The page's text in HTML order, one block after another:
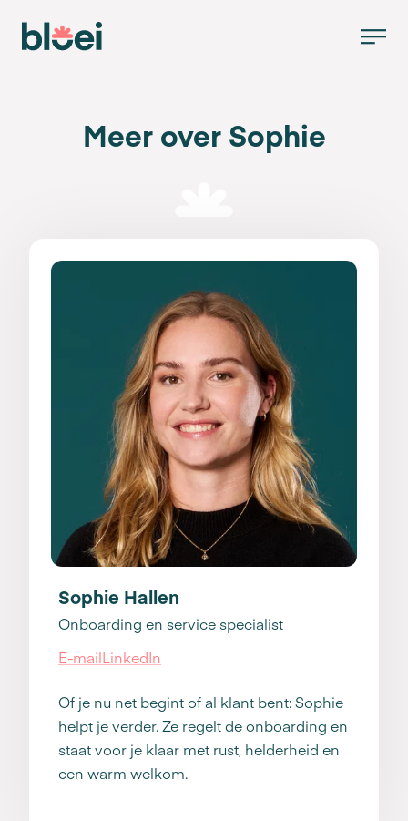
Meer over Sophie
Sophie Hallen
Onboarding en service specialist
E-mailLinkedIn
Of je nu net begint of al klant bent: Sophie
helpt je verder. Ze regelt de onboarding en
staat voor je klaar met rust, helderheid en
een warm welkom.